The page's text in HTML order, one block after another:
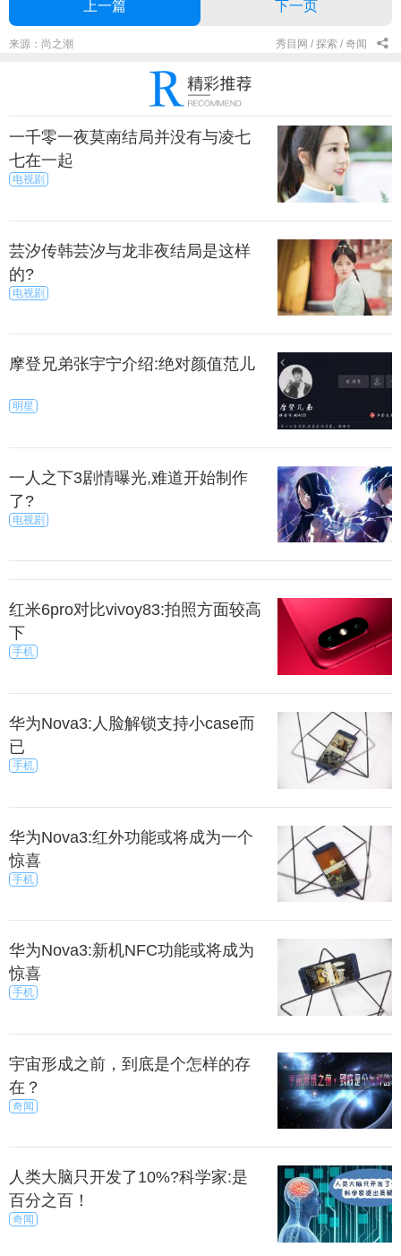
上一篇 下一页
来源：尚之潮 秀目网 / 探索 / 奇闻
一千零一夜莫南结局并没有与凌七
七在一起
电视剧
芸汐传韩芸汐与龙非夜结局是这样
的?
电视剧
摩登兄弟张宇宁介绍:绝对颜值范儿
明星
一人之下3剧情曝光,难道开始制作
了?
电视剧
红米6pro对比vivoy83:拍照方面较高
下
手机
华为Nova3:人脸解锁支持小case而
已
手机
华为Nova3:红外功能或将成为一个
惊喜
手机
华为Nova3:新机NFC功能或将成为
惊喜
手机
宇宙形成之前，到底是个怎样的存
在？
奇闻
人类大脑只开发了10%?科学家:是
百分之百！
奇闻